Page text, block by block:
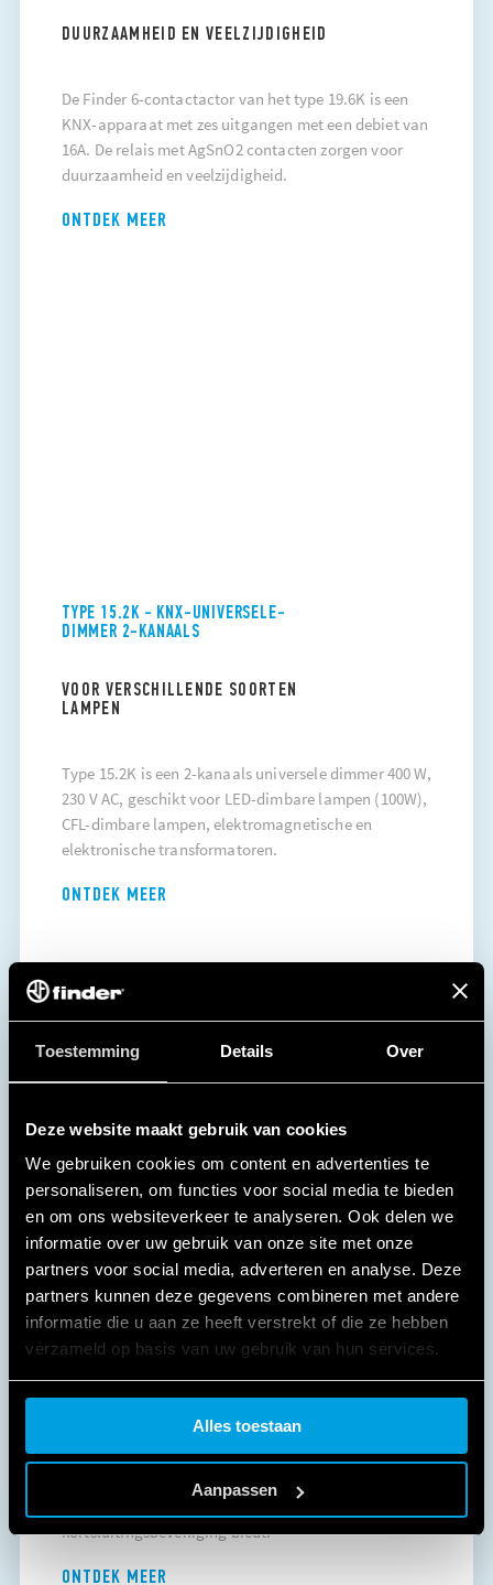
Toestemming Details Over
Deze website maakt gebruik van cookies
We gebruiken cookies om content en advertenties te
personaliseren, om functies voor social media te bieden
en om ons websiteverkeer te analyseren. Ook delen we
informatie over uw gebruik van onze site met onze
partners voor social media, adverteren en analyse. Deze
partners kunnen deze gegevens combineren met andere
informatie die u aan ze heeft verstrekt of die ze hebben
verzameld op basis van uw gebruik van hun services.
Cookie policy.
Alles toestaan
Aanpassen
DUURZAAMHEID EN VEELZIJDIGHEID
De Finder 6-contactactor van het type 19.6K is een
KNX-apparaat met zes uitgangen met een debiet van
16A. De relais met AgSnO2 contacten zorgen voor
duurzaamheid en veelzijdigheid.
ONTDEK MEER
TYPE 15.2K - KNX-UNIVERSELE-
DIMMER 2-KANAALS
VOOR VERSCHILLENDE SOORTEN
LAMPEN
Type 15.2K is een 2-kanaals universele dimmer 400 W,
230 V AC, geschikt voor LED-dimbare lampen (100W),
CFL-dimbare lampen, elektromagnetische en
elektronische transformatoren.
ONTDEK MEER
TYPE 78.2K - KNX- SCHAKELENDE
VOEDINGEN
COMPACT EN KRACHTIG
De Finder Power Supply Type 78.2K, met 30 V DC –
640mA uitgang, is een compact en krachtig KNX-
apparaat, ontworpen in slechts vier modules, dat
thermische overbelastingsbeveiliging en
kortsluitingsbeveiliging biedt.
ONTDEK MEER